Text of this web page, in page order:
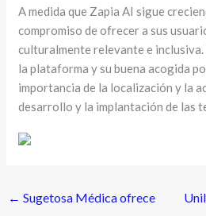
A medida que Zapia AI sigue
compromiso de ofrecer a sus
culturalmente relevante e inclusiva.
la plataforma y su buena acogida
importancia de la localización y la
desarrollo y la implantación de las
← Sugetosa Médica ofrece